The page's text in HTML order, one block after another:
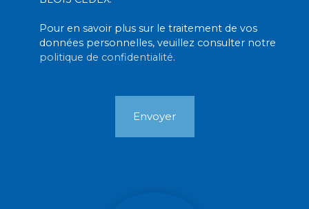
Pour en savoir plus sur le traitement de vos
données personnelles, veuillez consulter notre
politique de confidentialité.
Envoyer